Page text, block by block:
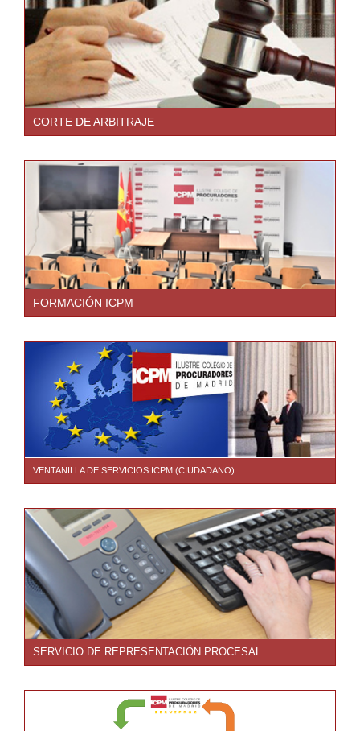
CORTE DE ARBITRAJE
FORMACIÓN ICPM
VENTANILLA DE SERVICIOS ICPM (CIUDADANO)
SERVICIO DE REPRESENTACIÓN PROCESAL